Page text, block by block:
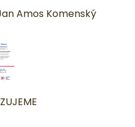
Amos Komenský